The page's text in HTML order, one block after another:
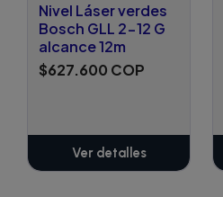
Nivel Láser verdes
Bosch GLL 2-12 G
alcance 12m
$627.600 COP
Ver detalles